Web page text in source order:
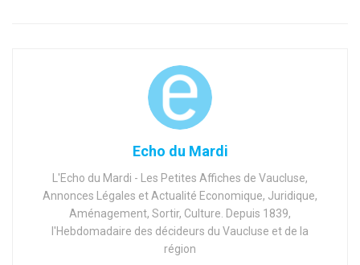
Echo du Mardi
L'Echo du Mardi - Les Petites Affiches de Vaucluse,
Annonces Légales et Actualité Economique, Juridique,
Aménagement, Sortir, Culture. Depuis 1839,
l'Hebdomadaire des décideurs du Vaucluse et de la
région